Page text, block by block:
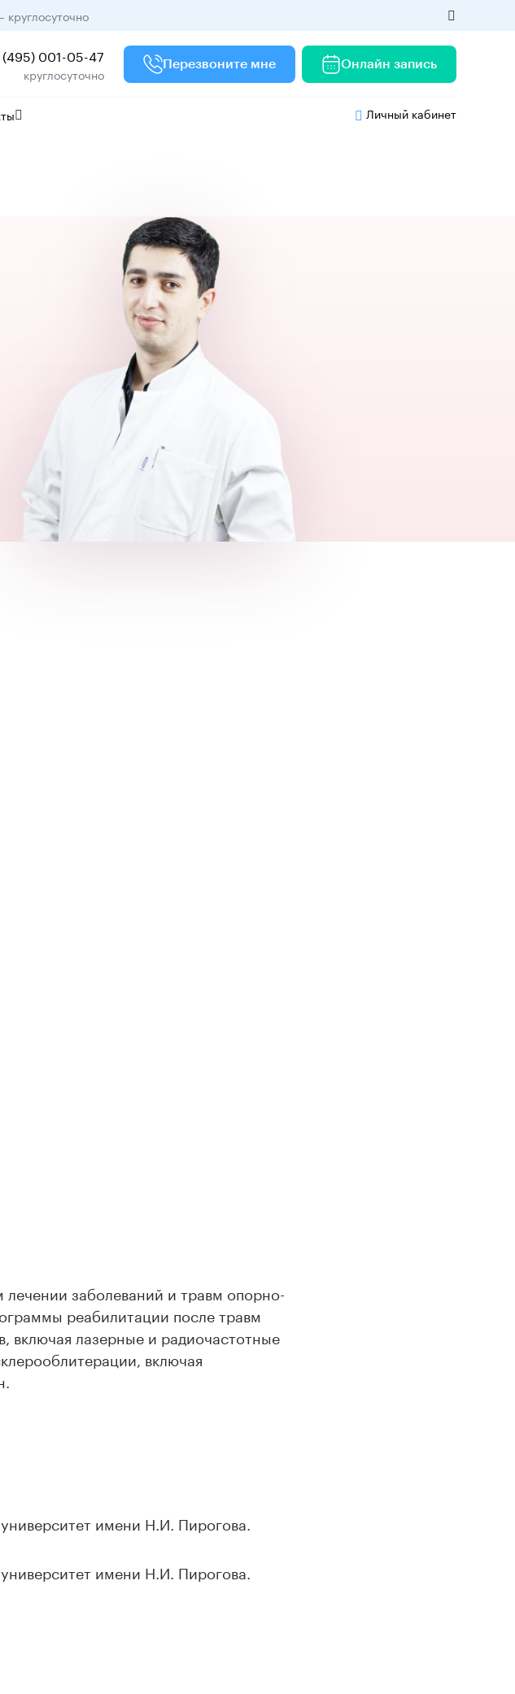
(495) 001-05-47
круглосуточно
Перезвоните мне Онлайн запись
Личный кабинет
заболеваний и травм опорно-
реабилитации после травм
включая лазерные и радиочастотные
включая
имени Н.И. Пирогова.
имени Н.И. Пирогова.